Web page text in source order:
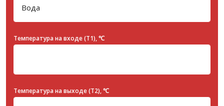
Температура на входе (T1), ℃
Температура на выходе (T2), ℃